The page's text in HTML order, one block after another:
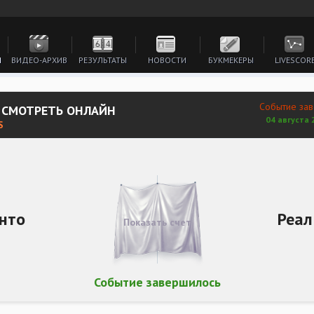
ВИДЕО-АРХИВ РЕЗУЛЬТАТЫ НОВОСТИ БУКМЕКЕРЫ
ОНЛАЙН Событие
04 августа
Событие завершилось
Показать счет